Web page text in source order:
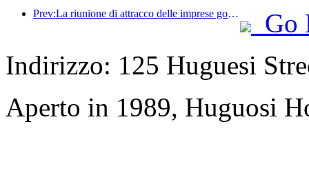
Prev:La riunione di attracco delle imprese governative del turismo culturale (stazione ferroviaria di Tianjin) è stata tenuta con successo per promuovere la cooperazione regionale di promozione degli investimenti
Go
Indirizzo: 125 Huguesi
Aperto in 1989, Huguosi